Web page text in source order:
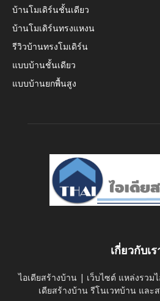
บ้านโมเดิร์นชั้นเดียว
บ้านโมเดิร์นทรงแหงน
รีวิวบ้านทรงโมเดิร์น
แบบบ้านชั้นเดียว
แบบบ้านยกพื้นสูง
เกี่ยวกับเร
ไอเดียสร้างบ้าน | เว็บไซต์ แหล่งรวม
เดียสร้างบ้าน รีโนเวทบ้าน และ